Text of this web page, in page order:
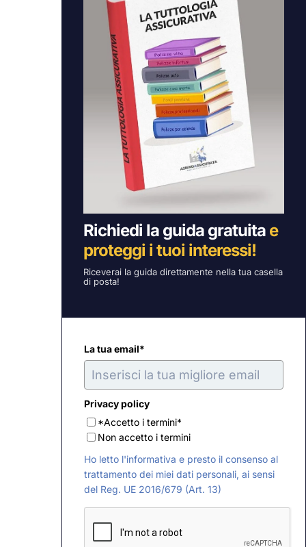
Richiedi la guida gratuita e
proteggi i tuoi interessi!
Riceverai la guida direttamente nella tua casella
di posta!
La tua email*
Privacy policy
*Accetto i termini*
Non accetto i termini
Ho letto l'informativa e presto il consenso al
trattamento dei miei dati personali, ai sensi
del Reg. UE 2016/679 (Art. 13)